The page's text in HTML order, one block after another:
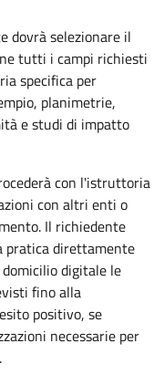
dovrà selezionare il
tutti i campi richiesti
specifica per
planimetrie,
e studi di impatto
con l'istruttoria
con altri enti o
Il richiedente
pratica direttamente
digitale le
fino alla
positivo, se
necessarie per